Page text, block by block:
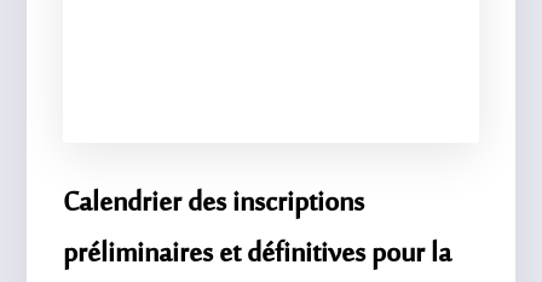
Calendrier des inscriptions
préliminaires et définitives pour la